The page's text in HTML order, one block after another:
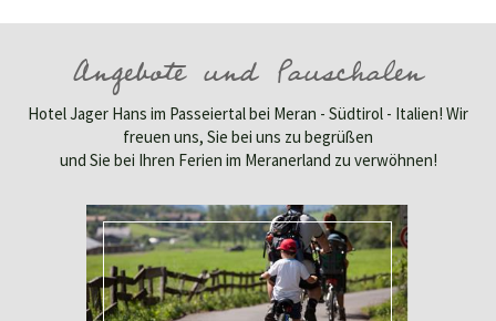
Angebote und Pauschalen
Hotel Jager Hans im Passeiertal bei Meran - Südtirol - Italien! Wir
freuen uns, Sie bei uns zu begrüßen
und Sie bei Ihren Ferien im Meranerland zu verwöhnen!